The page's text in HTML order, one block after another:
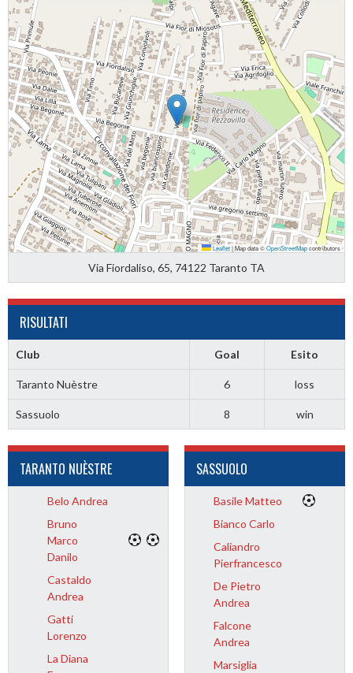
Leaflet|Map data ©OpenStreetMapcontributors
Via Fiordaliso, 65, 74122 Taranto TA
RISULTATI
Club Goal Esito
Taranto Nuèstre 6 loss
Sassuolo 8 win
TARANTO NUÈSTRE
Belo Andrea
Bruno
Marco
Danilo
Castaldo
Andrea
Gatti
Lorenzo
La Diana
SASSUOLO
Basile Matteo
Bianco Carlo
Caliandro
Pierfrancesco
De Pietro
Andrea
Falcone
Andrea
Marsiglia